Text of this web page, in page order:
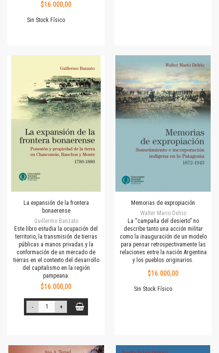
$16.000,00
Sin Stock Físico
La expansión de la frontera
bonaerense
Guillermo Banzato
Este libro estudia la ocupación del
territorio, la transmisión de tierras
públicas a manos privadas y la
conformación de un mercado de
tierras en el contexto del desarrollo
del capitalismo en la región
pampeana.
$16.000,00
- +
Memorias de expropiación
Walter Mario Delrio
La “campaña del desierto” no
describe tanto una acción militar
como la inauguración de un modelo
para pensar retrospectivamente las
relaciones entre la nación Argentina
y los pueblos originarios.
$16.000,00
Sin Stock Físico